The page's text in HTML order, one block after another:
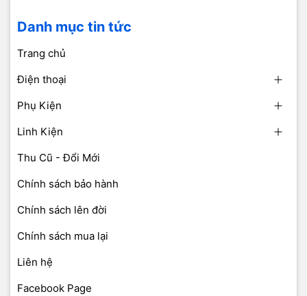
Danh mục tin tức
Trang chủ
Điện thoại
Phụ Kiện
Linh Kiện
Thu Cũ - Đổi Mới
Chính sách bảo hành
Chính sách lên đời
Chính sách mua lại
Liên hệ
Facebook Page